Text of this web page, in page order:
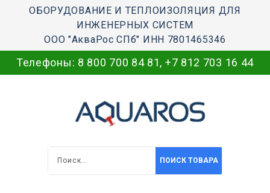
ОБОРУДОВАНИЕ И ТЕПЛОИЗОЛЯЦИЯ ДЛЯ
ИНЖЕНЕРНЫХ СИСТЕМ
ООО "АкваРос СПб" ИНН 7801465346
Телефоны: 8 800 700 84 81, +7 812 703 16 44
ПОИСК ТОВАРА